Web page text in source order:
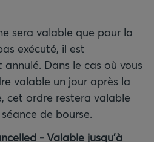
sera valable que pour la
exécuté, il est
Dans le cas où vous
valable un jour après la
cet ordre restera valable
de bourse.
- Valable jusqu'à